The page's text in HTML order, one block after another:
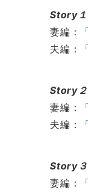
Story１
妻編：
夫編：
Story２
妻編：
夫編：
Story３
妻編：